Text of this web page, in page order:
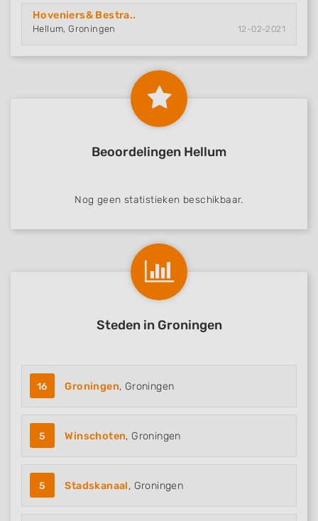
Hoveniers& Bestra..
Hellum, Groningen 12-02-2021
Beoordelingen Hellum
Nog geen statistieken beschikbaar.
Steden in Groningen
16 Groningen, Groningen
5 Winschoten, Groningen
5 Stadskanaal, Groningen